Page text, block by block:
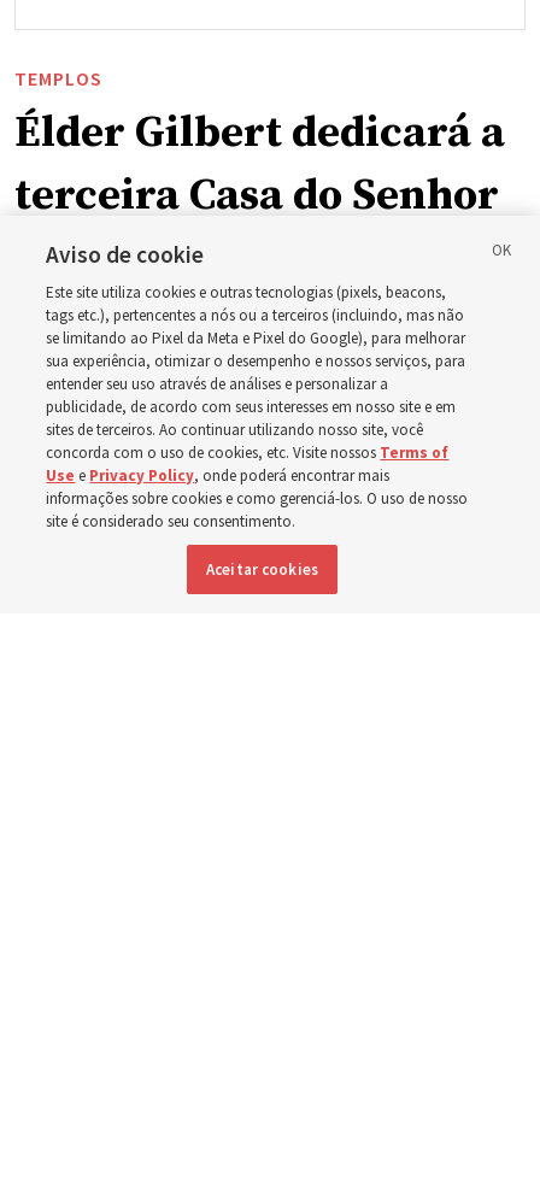
TEMPLOS
Élder Gilbert dedicará a
terceira Casa do Senhor
em Wyoming
A dedicação do Templo Cody Wyoming em outubro será
a primeira realizada por Élder Clark G. Gilbert
7 agosto 2026, 2:40 p.m. MDT Compartilhar
DISPONÍVEL EM: Inglês | Espanhol
Aviso de cookie
Este site utiliza cookies e outras tecnologias (pixels, beacons,
tags etc.), pertencentes a nós ou a terceiros (incluindo, mas não
se limitando ao Pixel da Meta e Pixel do Google), para melhorar
sua experiência, otimizar o desempenho e nossos serviços, para
entender seu uso através de análises e personalizar a
publicidade, de acordo com seus interesses em nosso site e em
sites de terceiros. Ao continuar utilizando nosso site, você
concorda com o uso de cookies, etc. Visite nossos Terms of
Use e Privacy Policy, onde poderá encontrar mais
informações sobre cookies e como gerenciá-los. O uso de nosso
site é considerado seu consentimento.
Aceitar cookies